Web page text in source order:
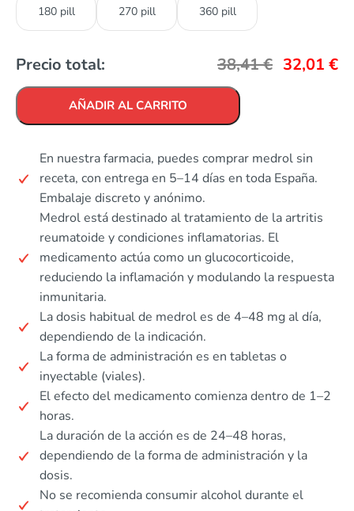
180 pill 270 pill 360 pill
Precio total: 38,41€ 32,01 €
AÑADIR AL CARRITO
En nuestra farmacia, puedes comprar medrol sin
receta, con entrega en 5–14 días en toda España.
Embalaje discreto y anónimo.
Medrol está destinado al tratamiento de la artritis
reumatoide y condiciones inflamatorias. El
medicamento actúa como un glucocorticoide,
reduciendo la inflamación y modulando la respuesta
inmunitaria.
La dosis habitual de medrol es de 4–48 mg al día,
dependiendo de la indicación.
La forma de administración es en tabletas o
inyectable (viales).
El efecto del medicamento comienza dentro de 1–2
horas.
La duración de la acción es de 24–48 horas,
dependiendo de la forma de administración y la
dosis.
No se recomienda consumir alcohol durante el